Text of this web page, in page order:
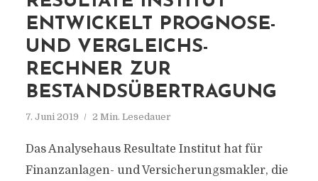
ENTWICKELT PROGNOSE-
UND VERGLEICHS-
RECHNER ZUR
BESTANDSÜBERTRAGUNG
7. Juni 2019 2 Min. Lesedauer
Das Analysehaus Resultate Institut hat für
Finanzanlagen- und Versicherungsmakler, die